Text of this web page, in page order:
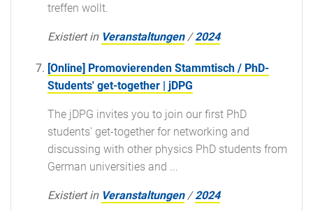
treffen wollt.
Existiert in Veranstaltungen /2024
[Online] Promovierenden Stammtisch / PhD-
Students' get-together | jDPG
The jDPG invites you to join our first PhD
students' get-together for networking and
discussing with other physics PhD students from
German universities and ...
Existiert in Veranstaltungen /2024